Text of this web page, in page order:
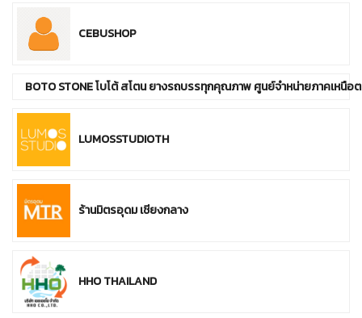
CEBUSHOP
BOTO STONE โบโต้ สโตน ยางรถบรรทุกคุณภาพ ศูนย์จำหน่ายภาคเหนือ
LUMOSSTUDIOTH
ร้านมิตรอุดม เชียงกลาง
HHO THAILAND